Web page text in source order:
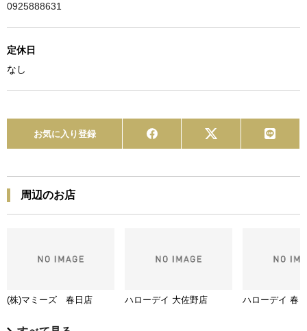
0925888631
定休日
なし
お気に入り登録
周辺のお店
(株)マミーズ 春日店 ハローデイ 大佐野店 ハローデイ 春